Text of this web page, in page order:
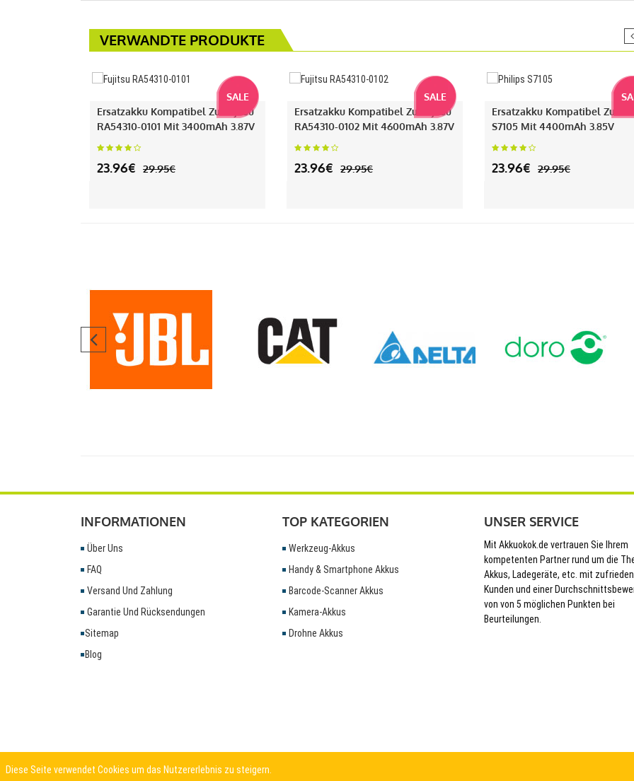
VERWANDTE PRODUKTE
SALE
Ersatzakku Kompatibel Zu Fujitsu
RA54310-0101 Mit 3400mAh 3.87V
23.96€ 29.95€
SALE
Ersatzakku Kompatibel Zu Fujitsu
RA54310-0102 Mit 4600mAh 3.87V
23.96€ 29.95€
Ersatzakku Kompatibel Zu
S7105 Mit 4400mAh 3.85V
23.96€ 29.95€
INFORMATIONEN
Über Uns
FAQ
Versand Und Zahlung
Garantie Und Rücksendungen
Sitemap
Blog
TOP KATEGORIEN
Werkzeug-Akkus
Handy & Smartphone Akkus
Barcode-Scanner Akkus
Kamera-Akkus
Drohne Akkus
UNSER SERVICE
Mit Akkuokok.de vertrauen Sie Ihrem
kompetenten Partner rund um die
Akkus, Ladegeräte, etc. mit
Kunden und einer
von von 5 möglichen Punkten bei
Beurteilungen.
Diese Seite verwendet Cookies um das Nutzererlebnis zu steigern.